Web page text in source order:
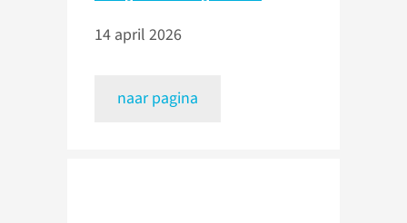
14 april 2026
naar pagina